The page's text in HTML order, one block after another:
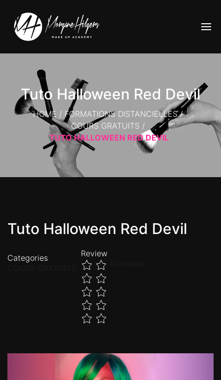
Tuto Halloween Red Devil
HOME / FORMATIONS DISTANCIELLES /
COURS GRATUITS /
TUTO HALLOWEEN RED DEVIL
Tuto Halloween Red Devil
Categories
Review